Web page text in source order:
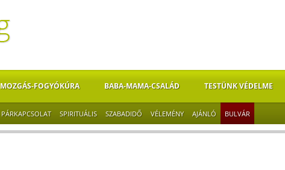
MOZGÁS-FOGYÓKÚRA BABA-MAMA-CSALÁD TESTÜNK VÉDELME
PÁRKAPCSOLAT SPIRITUÁLIS SZABADIDŐ VÉLEMÉNY AJÁNLÓ BULVÁR